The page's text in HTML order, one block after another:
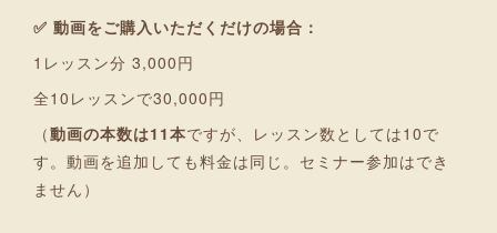
✅ 動画をご購入いただくだけの場合：
1レッスン分 3,000円
全10レッスンで30,000円
（動画の本数は11本ですが、レッスン数としては10で
す。動画を追加しても料金は同じ。セミナー参加はでき
ません）